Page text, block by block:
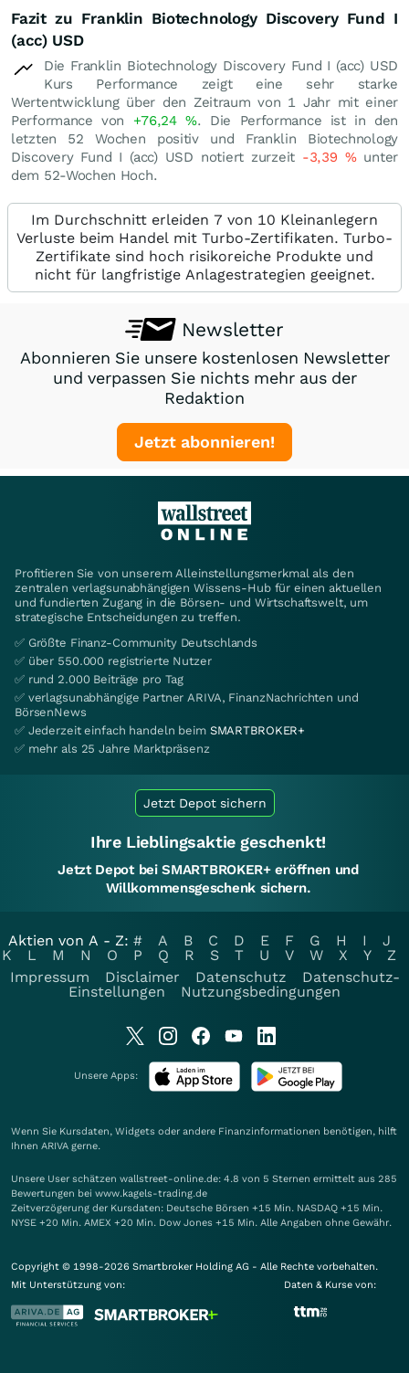
Fazit zu Franklin Biotechnology Discovery Fund I
(acc) USD
Die Franklin Biotechnology Discovery Fund I (acc) USD
Kurs Performance zeigt eine sehr starke
Wertentwicklung über den Zeitraum von 1 Jahr mit einer
Performance von +76,24%. Die Performance ist in den
letzten 52 Wochen positiv und Franklin Biotechnology
Discovery Fund I (acc) USD notiert zurzeit -3,39 %unter
dem 52-Wochen Hoch.
Im Durchschnitt erleiden 7 von 10 Kleinanlegern
Verluste beim Handel mit Turbo-Zertifikaten. Turbo-
Zertifikate sind hoch risikoreiche Produkte und
nicht für langfristige Anlagestrategien geeignet.
Newsletter
Abonnieren Sie unsere kostenlosen Newsletter
und verpassen Sie nichts mehr aus der
Redaktion
Jetzt abonnieren!
Profitieren Sie von unserem Alleinstellungsmerkmal als den
zentralen verlagsunabhängigen Wissens-Hub für einen aktuellen
und fundierten Zugang in die Börsen- und Wirtschaftswelt, um
strategische Entscheidungen zu treffen.
✅ Größte Finanz-Community Deutschlands
✅ über 550.000 registrierte Nutzer
✅ rund 2.000 Beiträge pro Tag
✅ verlagsunabhängige Partner ARIVA, FinanzNachrichten und
BörsenNews
✅ Jederzeit einfach handeln beim SMARTBROKER+
✅ mehr als 25 Jahre Marktpräsenz
Jetzt Depot sichern
Ihre Lieblingsaktie geschenkt!
Jetzt Depot bei SMARTBROKER+ eröffnen und
Willkommensgeschenk sichern.
Aktien von A - Z: # A B C D E F G H I
J
K
L M N O P Q R S T U V W X Y
Z
Impressum
Disclaimer Datenschutz
Datenschutz-
Einstellungen
Nutzungsbedingungen
Unsere Apps:
Wenn Sie Kursdaten, Widgets oder andere Finanzinformationen benötigen, hilft
Ihnen ARIVA gerne.
Unsere User schätzen wallstreet-online.de: 4.8 von 5 Sternen ermittelt aus 285
Bewertungen bei www.kagels-trading.de
Zeitverzögerung der Kursdaten: Deutsche Börsen +15 Min. NASDAQ +15 Min.
NYSE +20 Min. AMEX +20 Min. Dow Jones +15 Min. Alle Angaben ohne Gewähr.
Copyright © 1998-2026 Smartbroker Holding AG - Alle Rechte vorbehalten.
Mit Unterstützung von:
Daten & Kurse von: